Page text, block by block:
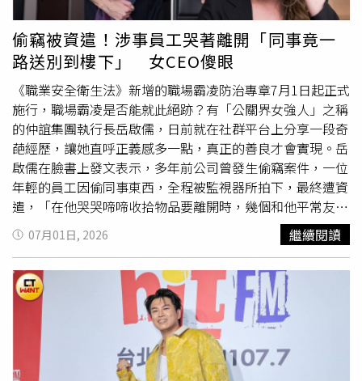
友善、照顧動物，但毀棄承諾比遵守更容易，「當廠商不遵
守承諾，主管機關又能拿他怎麼辦？」陳祺忠強調，除草劑
對土地造成的傷害已成事實，苦果最終還是由無辜動物們來
承受，協會現已行文給主管機關要求查緝，並認為光電案場
應有「退場機制」，對於破壞生態、違反承諾的業者不該僅
罰錢，而是該讓他們停止營業、打包離開，別讓石虎和其他
動物成為綠電犧牲品。記者致電苗栗縣府與普登公司，但至
截稿前未獲回音。
傷天害理」、「把你的X師執照放把烈火燒光順便送你進北
檢學做人」、「我愛吃辣，也不吃素」以及「一日一殺」。
台北地檢署認為這些言論觸犯《刑法》第305條的恐嚇危安
罪嫌，起訴榮姓女子；台北地院指出，被告提及要廢止被害
人的醫師執照、會找人干擾被害人看診，已屬惡害告知，會
造成被害人心生畏懼，量處拘役58天。不過北院對於「一日
一殺」是否構成恐嚇有不同判斷。榮姓女子的委任律師抗
辯，漫畫圖片包含「一日一殺」、「生涯現役」，「殺」的
中、日文語意不一樣，這兩句話的中文是每天全力以赴以完
成重大艱難的任務，並達成自己的職業期許，所以被告並非
恐嚇呂姓醫師，而是針對自己處理事情儘管很困難，仍想堅
持下去。判決中對此解釋，「一日一殺生涯現役」的圖片確
實來自日本知名漫畫，這兩句日文中譯的意思是「在一瞬間
的勝負中全力以赴」、「即使過了退休年齡，在工作和社會
上繼續以自己的方式活動」，因此並非檢方所稱的恐嚇圖
文。引發院檢不同調的圖文，源於「獵人」四主角之一奇犽
的爺爺桀諾‧揍敵客，他是資深殺手，登場時衣服上常刺有
四字標語如「一日一殺」、「生涯現役」，讓漫迷印象深
偷竊被資遣！涉事員工哭著離開「同事竟一
路送別到樓下」 女CEO傻眼
《職業安全衛生法》新增的職場霸凌防治專章7月1日起正式
施行，職場霸凌是否能就此絕跡？有「公關界女強人」之稱
的仲誼集團執行長岳啟儒，日前就在社群平台上分享一段奇
葩經歷，讓她直呼正義感多一點，真正的善良才會實現。岳
啟儒在臉書上發文表示，多年前公司曾發生偷竊案件，一位
年輕的員工因偷同事東西，全程被監視器所拍下，最終遭資
遣，「在他哭哭啼啼收拾物品要離開時，幾個和他平常友好
的同事陪著他、安慰他，送他到公司樓下。」岳啟儒說自己
當下看到這一幕時驚訝不已，因沒人去安慰那位東西被偷的
同事，眾人彷彿忘了他才是受害者，「他們以為自己善良的
行動，其實是非不分，甚至傷害了受害者的心。（現在看來
也像是一種人際霸凌）」岳啟儒提到面對職場上和自己無關
的事端，的確有不同的生存策略，「為了關係和諧，所以不
指責不站邊；往後退當個不沾鍋，撇清並遠離是非圈。但我
常看到大家把私交擺前面。」岳啟儒提醒如果當事人和自己
07月01日, 2026 繼續閱讀